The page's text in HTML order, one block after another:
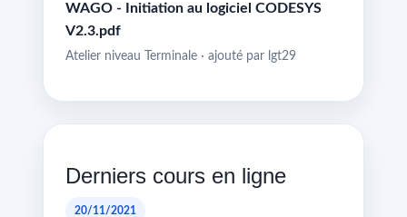
WAGO - Initiation au logiciel CODESYS
V2.3.pdf
Atelier niveau Terminale · ajouté par lgt29
Derniers cours en ligne
20/11/2021